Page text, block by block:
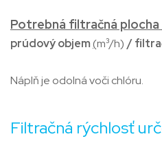
Potrebná filtračná plocha
prúdový objem(m³/h) /
Náplň je odolná voči chlóru.
Filtračná rýchlosť